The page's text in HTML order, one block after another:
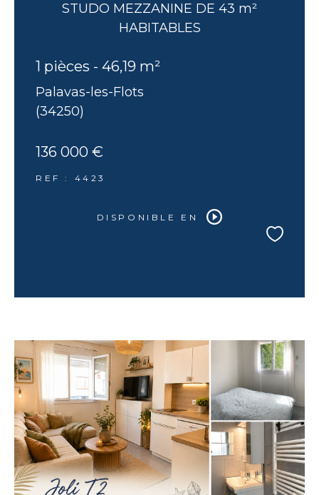
STUDO MEZZANINE DE 43 m²
HABITABLES
1 pièces - 46,19 m²
Palavas-les-Flots
(34250)
136 000 €
REF : 4423
DISPONIBLE EN